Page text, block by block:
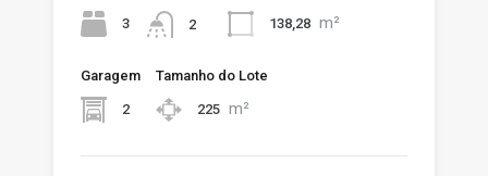
3 2 138,28 m²
Garagem
2
Tamanho do Lote
225 m²